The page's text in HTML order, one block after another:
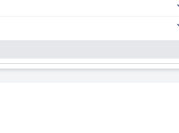
la détente. Le complexe excelle dans sa
Les clients apprécient
louables qui améliorent
dans un cadre serein et la salle de
sont tout aussi impressionnants, avec
possibilités de loisirs et de détente.